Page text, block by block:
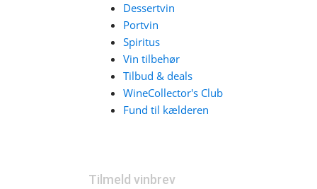
Dessertvin
Portvin
Spiritus
Vin tilbehør
Tilbud & deals
WineCollector's Club
Fund til kælderen
Tilmeld vinbrev